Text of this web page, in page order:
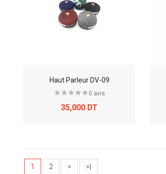
Haut Parleur DV-09
0 avis
35,000 DT
1 2 > >|